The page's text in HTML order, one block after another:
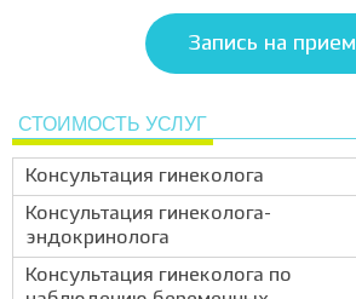
Запись на прием
СТОИМОСТЬ УСЛУГ
Консультация гинеколога
Консультация гинеколога-
эндокринолога
Консультация гинеколога по